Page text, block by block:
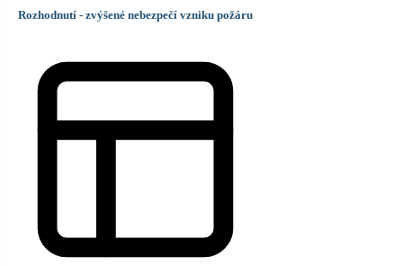
Rozhodnutí - zvýšené nebezpečí vzniku požáru